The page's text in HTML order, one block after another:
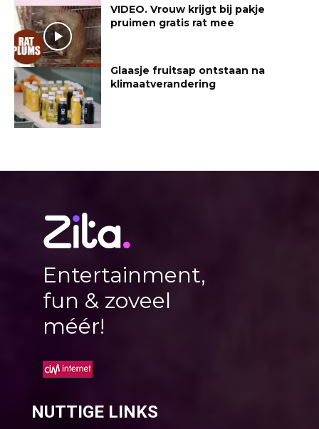
VIDEO. Vrouw krijgt bij pakje
pruimen gratis rat mee
Glaasje fruitsap ontstaan na
klimaatverandering
Entertainment,
fun & zoveel
méér!
NUTTIGE LINKS